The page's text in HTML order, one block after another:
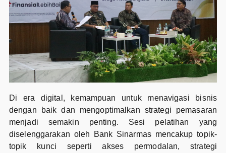
Di era digital, kemampuan untuk menavigasi bisnis
dengan baik dan mengoptimalkan strategi pemasaran
menjadi semakin penting. Sesi pelatihan yang
diselenggarakan oleh Bank Sinarmas mencakup topik-
topik kunci seperti akses permodalan, strategi